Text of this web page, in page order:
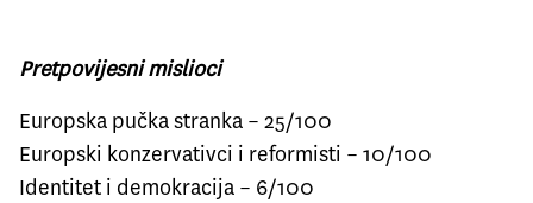
Pretpovijesni mislioci
Europska pučka stranka – 25/100
Europski konzervativci i reformisti – 10/100
Identitet i demokracija – 6/100